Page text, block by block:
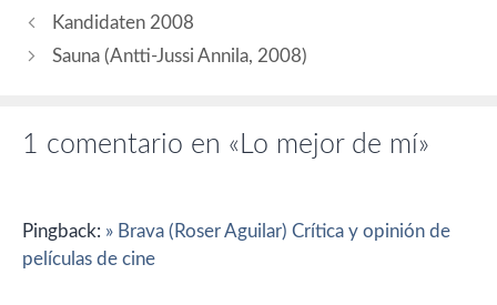
Kandidaten 2008
Sauna (Antti-Jussi Annila, 2008)
1 comentario en «Lo mejor de mí»
Pingback: » Brava (Roser Aguilar) Crítica y opinión de
películas de cine